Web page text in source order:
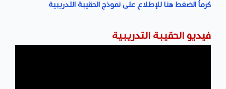
كرماُ الضغط هنا للإطلاع على نموذج الحقيبة التدريبية
فيديو الحقيبة التدريبية